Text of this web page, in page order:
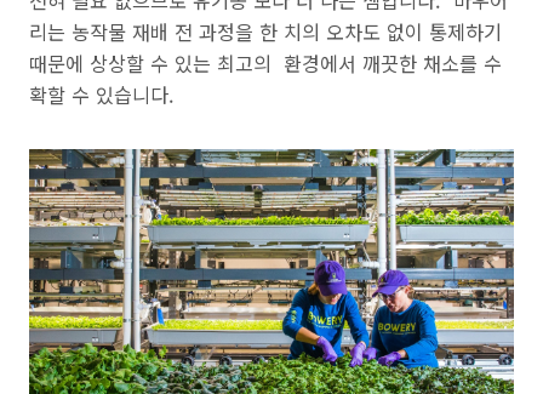
리는 농작물 재배 전 과정을 한 치의 오차도 없이 통제하기
때문에 상상할 수 있는 최고의 환경에서 깨끗한 채소를 수
확할 수 있습니다.